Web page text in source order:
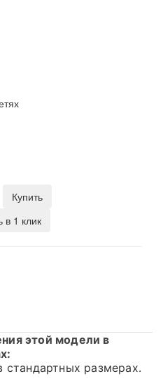
Купить
в 1 клик
этой модели в
стандартных размерах.